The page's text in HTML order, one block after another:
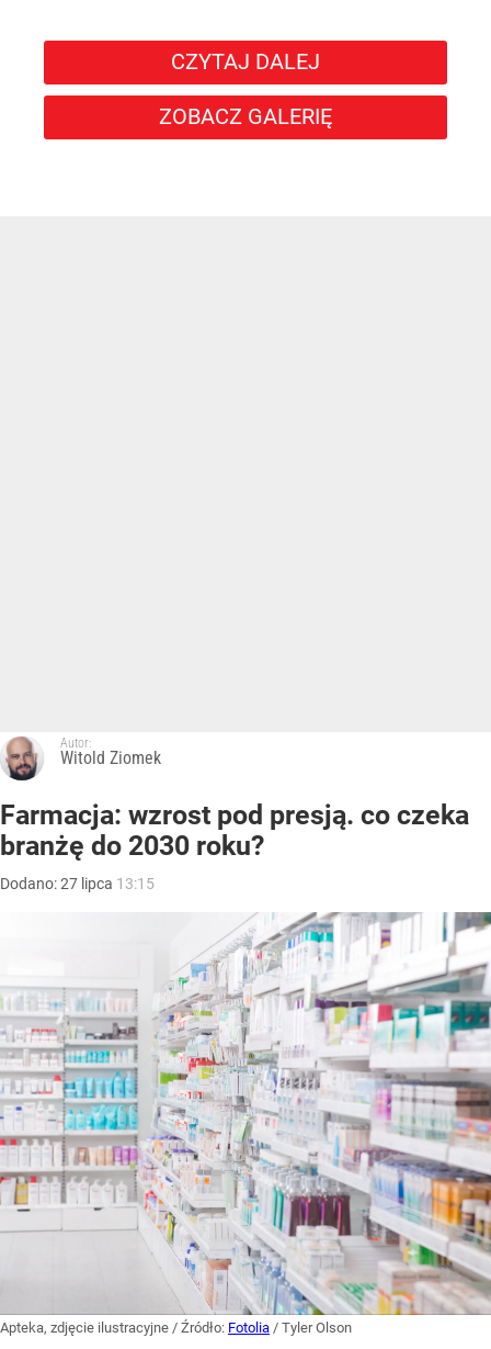
CZYTAJ DALEJ
ZOBACZ GALERIĘ
Autor:
Witold Ziomek
Farmacja: wzrost pod presją. co czeka
branżę do 2030 roku?
Dodano:27 lipca 13:15
Apteka, zdjęcie ilustracyjne / Źródło: Fotolia / Tyler Olson